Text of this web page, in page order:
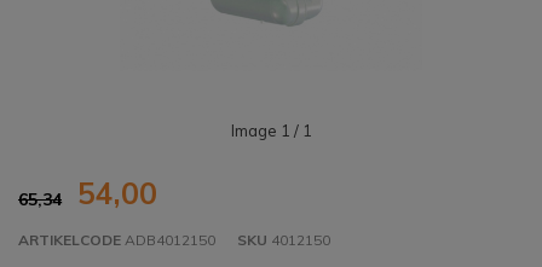
Image 1 / 1
65,34 54,00
ARTIKELCODE ADB4012150 SKU 4012150